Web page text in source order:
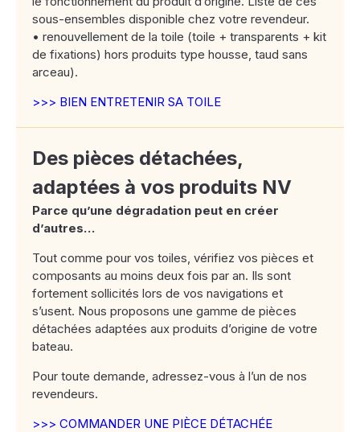
sous-ensembles disponible chez votre revendeur.
• renouvellement de la toile (toile + transparents + kit
de fixations) hors produits type housse, taud sans
arceau).
>>> BIEN ENTRETENIR SA TOILE
Des pièces détachées,
adaptées à vos produits NV
Parce qu’une dégradation peut en créer
d’autres…
Tout comme pour vos toiles, vérifiez vos pièces et
composants au moins deux fois par an. Ils sont
fortement sollicités lors de vos navigations et
s’usent. Nous proposons une gamme de pièces
détachées adaptées aux produits d’origine de votre
bateau.
Pour toute demande, adressez-vous à l’un de nos
revendeurs.
>>> COMMANDER UNE PIÈCE DÉTACHÉE